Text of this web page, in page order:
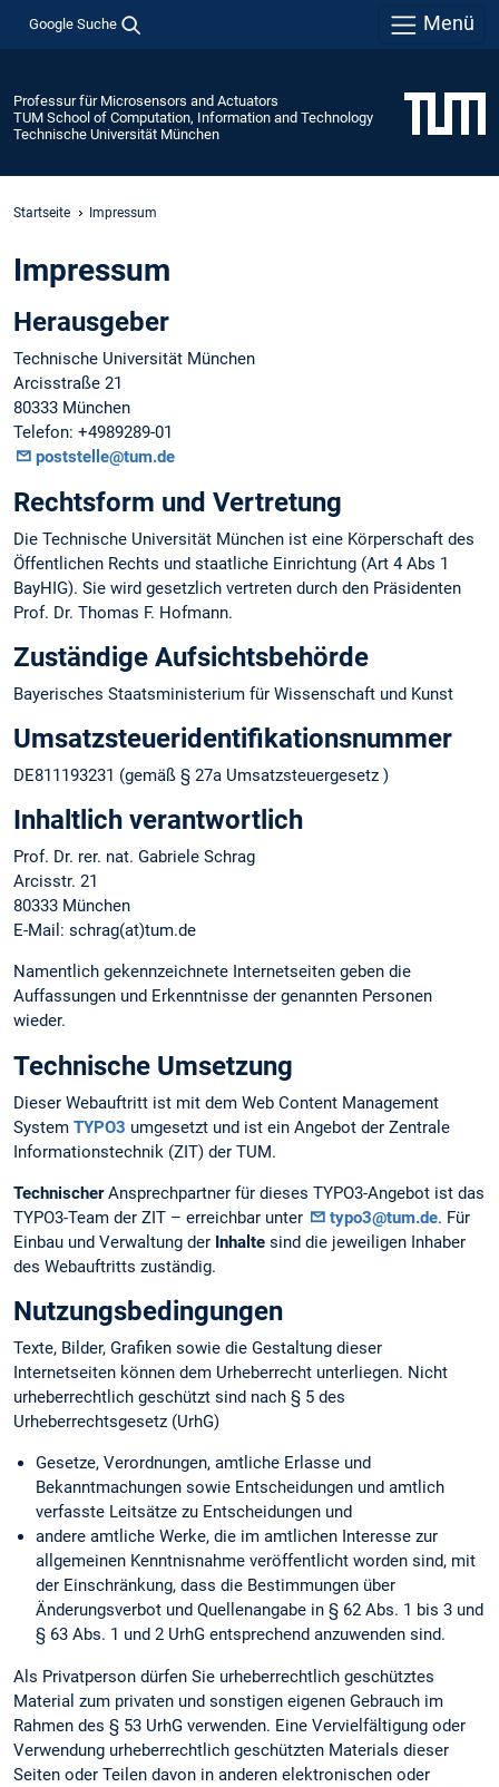
Google Suche Menü
Professur für Microsensors and Actuators
TUM School of Computation, Information and Technology
Technische Universität München
Startseite Impressum
Impressum
Herausgeber
Technische Universität München
Arcisstraße 21
80333 München
Telefon: +4989289-01
poststelle@tum.de
Rechtsform und Vertretung
Die Technische Universität München ist eine Körperschaft des
Öffentlichen Rechts und staatliche Einrichtung (Art 4 Abs 1
BayHIG). Sie wird gesetzlich vertreten durch den Präsidenten
Prof. Dr. Thomas F. Hofmann.
Zuständige Aufsichtsbehörde
Bayerisches Staatsministerium für Wissenschaft und Kunst
Umsatzsteuer­identifikations­nummer
DE811193231 (gemäß § 27a Umsatzsteuergesetz )
Inhaltlich verantwortlich
Prof. Dr. rer. nat. Gabriele Schrag
Arcisstr. 21
80333 München
E-Mail: schrag(at)tum.de
Namentlich gekennzeichnete Internetseiten geben die
Auffassungen und Erkenntnisse der genannten Personen
wieder.
Technische Umsetzung
Dieser Webauftritt ist mit dem Web Content Management
System TYPO3 umgesetzt und ist ein Angebot der Zentrale
Informationstechnik (ZIT) der TUM.
TechnischerAnsprechpartner für dieses TYPO3-Angebot ist das
TYPO3-Team der ZIT – erreichbar unter
typo3@tum.de. Für
Einbau und Verwaltung der Inhalte sind die jeweiligen Inhaber
des Webauftritts zuständig.
Nutzungsbedingungen
Texte, Bilder, Grafiken sowie die Gestaltung dieser
Internetseiten können dem Urheberrecht unterliegen. Nicht
urheberrechtlich geschützt sind nach § 5 des
Urheberrechtsgesetz (UrhG)
Gesetze, Verordnungen, amtliche Erlasse und
Bekanntmachungen sowie Entscheidungen und amtlich
verfasste Leitsätze zu Entscheidungen und
andere amtliche Werke, die im amtlichen Interesse zur
allgemeinen Kenntnisnahme veröffentlicht worden sind, mit
der Einschränkung, dass die Bestimmungen über
Änderungsverbot und Quellenangabe in § 62 Abs. 1 bis 3 und
§ 63 Abs. 1 und 2 UrhG entsprechend anzuwenden sind.
Als Privatperson dürfen Sie urheberrechtlich geschütztes
Material zum privaten und sonstigen eigenen Gebrauch im
Rahmen des § 53 UrhG verwenden. Eine Vervielfältigung oder
Verwendung urheberrechtlich geschützten Materials dieser
Seiten oder Teilen davon in anderen elektronischen oder